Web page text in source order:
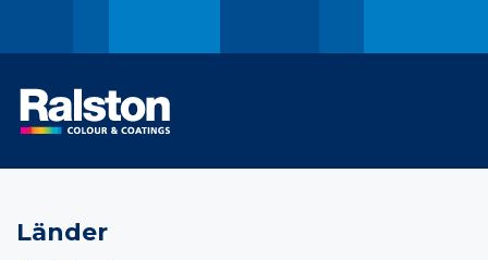
Länder